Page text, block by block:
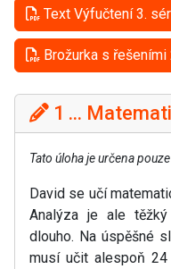
Text Výfučtení 3.
Brožurka s řešeními
1 ...
Tato úloha je určena
David se učí
Analýza je ale
dlouho. Na úspěšné
musí učit alespoň